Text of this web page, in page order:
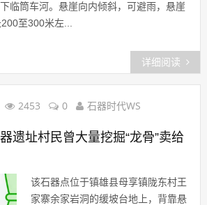
临筒车河。悬崖向内倾斜，可避雨，悬崖
至300米左...
详细阅读
2453 0 石器时代WS
遗址村民曾大量挖掘“龙骨”卖给
该石器点位于镇雄县母享镇陇东村王
家寨余家岩洞的缓坡台地上，背靠悬